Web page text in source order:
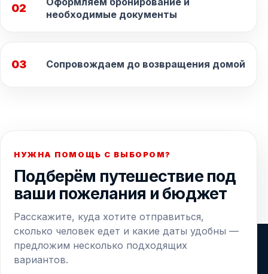
02
необходимые документы
03 Сопровождаем до возвращения домой
НУЖНА ПОМОЩЬ С ВЫБОРОМ?
Подберём путешествие под
ваши пожелания и бюджет
Расскажите, куда хотите отправиться,
сколько человек едет и какие даты удобны —
предложим несколько подходящих
вариантов.